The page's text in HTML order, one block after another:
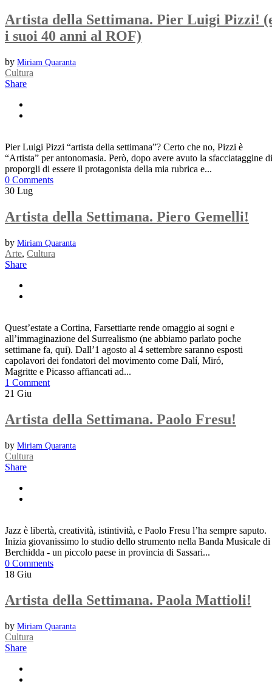
Artista della Settimana. Pier Luigi Pizzi!
i suoi 40 anni al ROF)
by Miriam Quaranta
Cultura
Share
Pier Luigi Pizzi “artista della settimana”? Certo che no, Pizzi è
“Artista” per antonomasia. Però, dopo avere avuto la sfacciataggine di
proporgli di essere il protagonista della mia rubrica e...
0 Comments
30 Lug
Artista della Settimana. Piero Gemelli!
by Miriam Quaranta
Arte, Cultura
Share
Quest’estate a Cortina, Farsettiarte rende omaggio ai sogni e
all’immaginazione del Surrealismo (ne abbiamo parlato poche
settimane fa, qui). Dall’1 agosto al 4 settembre saranno esposti
capolavori dei fondatori del movimento come Dalí, Miró,
Magritte e Picasso affiancati ad...
1 Comment
21 Giu
Artista della Settimana. Paolo Fresu!
by Miriam Quaranta
Cultura
Share
Jazz è libertà, creatività, istintività, e Paolo Fresu l’ha sempre saputo.
Inizia giovanissimo lo studio dello strumento nella Banda Musicale di
Berchidda - un piccolo paese in provincia di Sassari...
0 Comments
18 Giu
Artista della Settimana. Paola Mattioli!
by Miriam Quaranta
Cultura
Share